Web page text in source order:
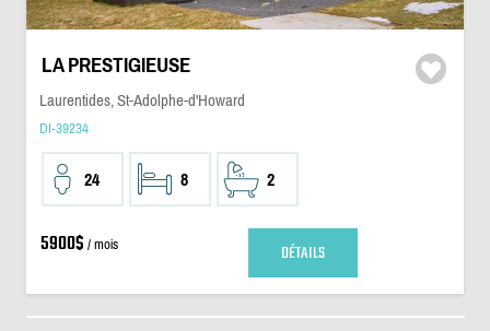
LA PRESTIGIEUSE
Laurentides, St-Adolphe-d'Howard
DI-39234
24 8 2
5900$ / mois DÉTAILS